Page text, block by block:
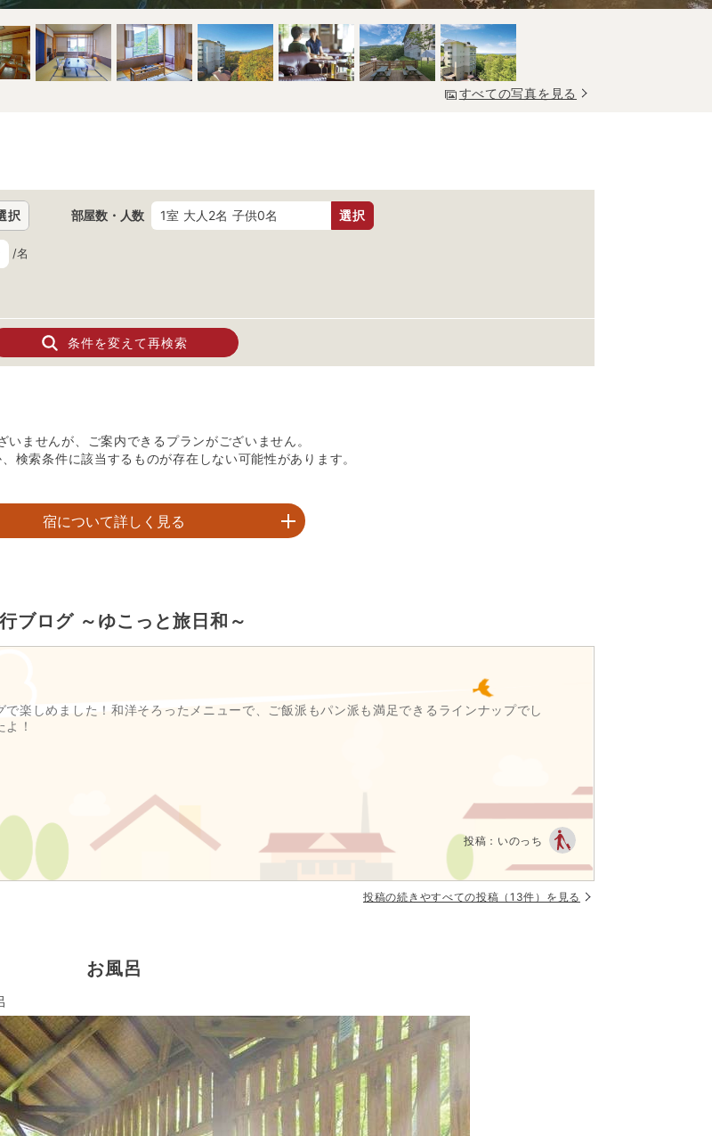
すべての写真を見る
択 部屋数・人数 1室 大人2名 子供0名 選択
/名
条件を変えて再検索
いませんが、ご案内できるプランがございません。
検索条件に該当するものが存在しない可能性があります。
宿について詳しく見る
を空中散歩や、美しいブナ林やエメラルドグリーンのドッコ沼を散策する「スカイハイク」。
イクリングなど山岳リゾート蔵王を最大限楽しむ事が出来ます。
の場所。
な気象条件と木々が作り出す幻想美は、訪れた人々の心を魅了します。
ブログ ～ゆこっと旅日和～
で楽しめました！和洋そろったメニューで、ご飯派もパン派も満足できるラインナップでし
！
投稿：いのっち
投稿の続きやすべての投稿（13件）を見る
お風呂